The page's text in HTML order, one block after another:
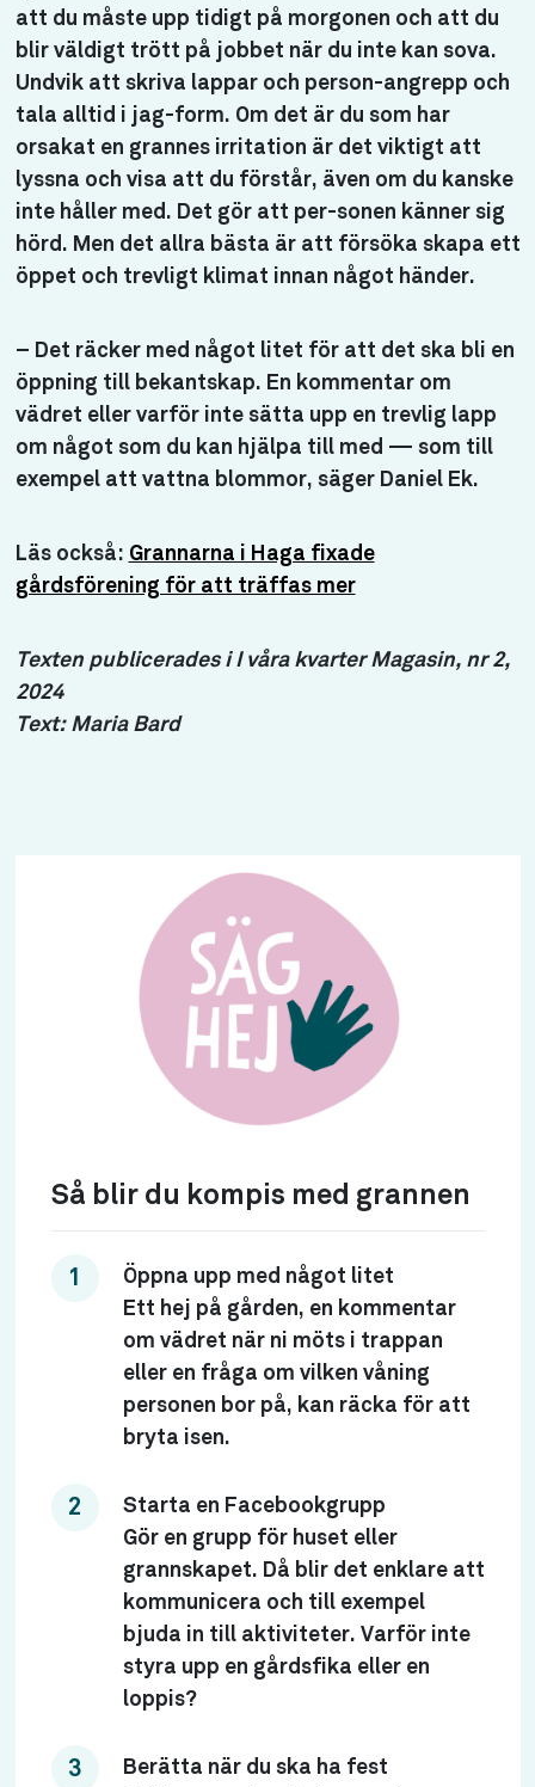
att du måste upp tidigt på morgonen och att du
blir väldigt trött på jobbet när du inte kan sova.
Undvik att skriva lappar och person-angrepp och
tala alltid i jag-form. Om det är du som har
orsakat en grannes irritation är det viktigt att
lyssna och visa att du förstår, även om du kanske
inte håller med. Det gör att per-sonen känner sig
hörd. Men det allra bästa är att försöka skapa ett
öppet och trevligt klimat innan något händer.
– Det räcker med något litet för att det ska bli en
öppning till bekantskap. En kommentar om
vädret eller varför inte sätta upp en trevlig lapp
om något som du kan hjälpa till med — som till
exempel att vattna blommor, säger Daniel Ek.
Läs också: Grannarna i Haga fixade
gårdsförening för att träffas mer
Texten publicerades i I våra kvarter Magasin, nr 2,
2024
Text: Maria Bard
Så blir du kompis med grannen
Öppna upp med något litet
Ett hej på gården, en kommentar
om vädret när ni möts i trappan
eller en fråga om vilken våning
personen bor på, kan räcka för att
bryta isen.
Starta en Facebookgrupp
Gör en grupp för huset eller
grannskapet. Då blir det enklare att
kommunicera och till exempel
bjuda in till aktiviteter. Varför inte
styra upp en gårdsfika eller en
loppis?
Berätta när du ska ha fest